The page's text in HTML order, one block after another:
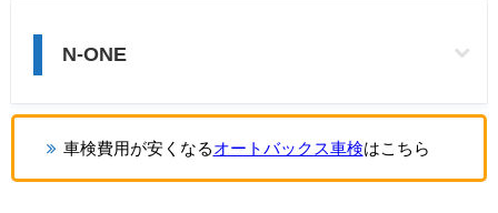
N-ONE
車検費用が安くなる オートバックス車検はこちら